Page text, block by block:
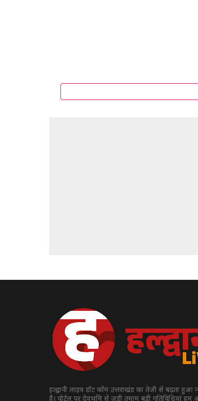
हल्द्वानी लाइव डॉट कॉम उत्तराखंड का तेजी से बढ़ता हुआ
है। पोर्टल पर देवभूमि से जुड़ी तमाम बड़ी गतिविधियां